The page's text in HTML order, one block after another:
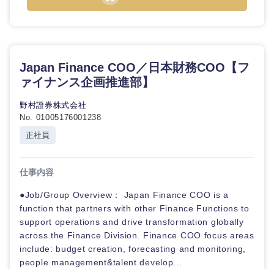
高知県
Japan Finance COO／日本財務COO【フ
ァイナンス企画推進部】
野村證券株式会社
No. 01005176001238
正社員
仕事内容
●Job/Group Overview： Japan Finance COO is a
function that partners with other Finance Functions to
support operations and drive transformation globally
across the Finance Division. Finance COO focus areas
include: budget creation, forecasting and monitoring,
people management&talent develop...